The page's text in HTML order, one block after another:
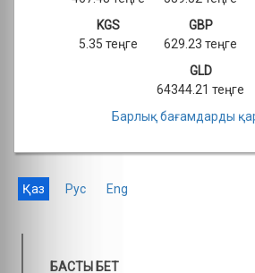
KGS
5.35 теңге
GBP
629.23 теңге
GLD
64344.21 теңге
Барлық бағамдарды
Қаз Рус Eng
БАСТЫ БЕТ